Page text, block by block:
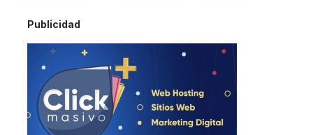
Publicidad